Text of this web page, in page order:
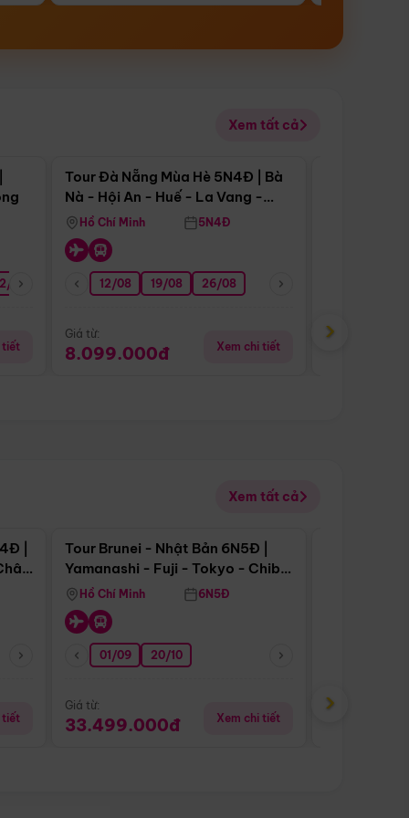
Xem tất cả
08 26/08 05/09 09/09 12/09
tiết
Điểm nổi bật
Tour Đà Nẵng Mùa Hè 5N4Đ | Bà
Nà - Hội An - Huế - La Vang -
Động Thiên Đường
Hồ Chí Minh 5N4Đ
12/08 19/08 26/08
Giá từ:
8.099.000đ Xem chi tiết
Giá từ:
›
Xem tất cả
|
tiết
Điểm nổi bật
Tour Brunei - Nhật Bản 6N5Đ |
Yamanashi - Fuji - Tokyo - Chiba
- Freeday
Hồ Chí Minh 6N5Đ
01/09 20/10
Giá từ:
33.499.000đ Xem chi tiết
Giá từ:
›